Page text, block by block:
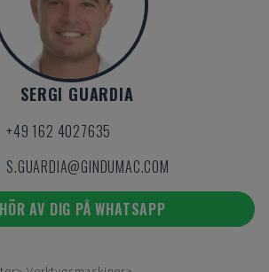
SERGI GUARDIA
+49 162 4027635
S.GUARDIA@GINDUMAC.COM
HÖR AV DIG PÅ WHATSAPP